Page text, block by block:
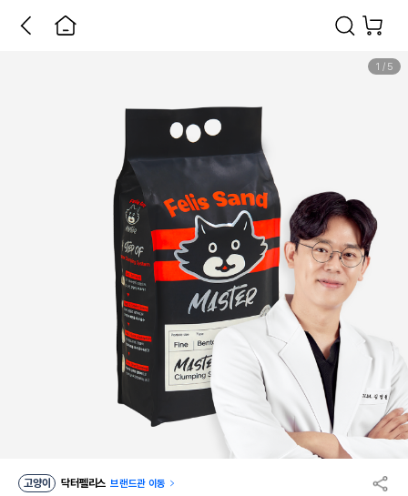
1 / 5
고양이 닥터펠리스 브랜드관 이동